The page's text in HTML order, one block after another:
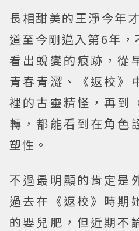
長相甜美的王淨今年
道至今剛邁入第6年
看出蛻變的痕跡，從
青春青澀、《返校》
裡的古靈精怪，再到
轉，都能看到在角色
塑性。
不過最明顯的肯定是
過去在《返校》時期
的嬰兒肥，但近期不